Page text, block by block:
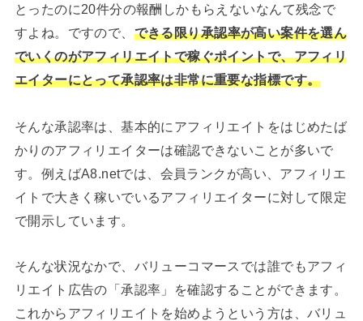
とったのに20件分の報酬しかもらえないなんて残念で
すよね。ですので、 できる限り承認率が高い案件を選ん
でいくのがアフィリエイトで稼ぐポイントで、アフィリ
エイターにとって承認率は非常に重要な指標です。
そんな承認率は、基本的にアフィリエイトをはじめたば
かりのアフィリエイターは確認できないことが多いで
す。例えばA8.netでは、会員ランクが高い、アフィリエ
イトで大きく稼いでいるアフィリエイターに対して限定
で開示しています。
そんな状況なかで、バリューコマースでは誰でもアフィ
リエイト広告の「承認率」を確認することができます。
これからアフィリエイトを始めようという方は、バリュ